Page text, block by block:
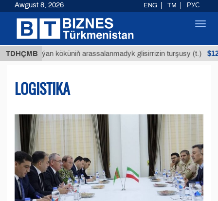
TDHÇMBköküniň arassalanmadyk glisirrizin turşusy (t.) $12935,18
LOGISTIKA
Awgust 8, 2026 ENG TM РУС